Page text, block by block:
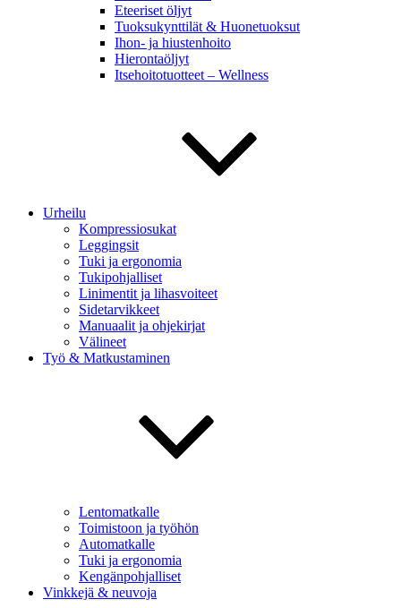
Eteeriset öljyt
Tuoksukynttilät & Huonetuoksut
Ihon- ja hiustenhoito
Hierontaöljyt
Itsehoitotuotteet – Wellness
Urheilu
Kompressiosukat
Leggingsit
Tuki ja ergonomia
Tukipohjalliset
Linimentit ja lihasvoiteet
Sidetarvikkeet
Manuaalit ja ohjekirjat
Välineet
Työ & Matkustaminen
Lentomatkalle
Toimistoon ja työhön
Automatkalle
Tuki ja ergonomia
Kengänpohjalliset
Vinkkejä & neuvoja